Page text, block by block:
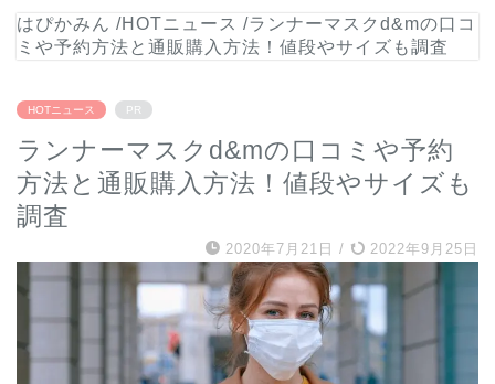
はぴかみん /HOTニュース /ランナーマスクd&mの口コ
ミや予約方法と通販購入方法！値段やサイズも調査
HOTニュース PR
ランナーマスクd&mの口コミや予約
方法と通販購入方法！値段やサイズも
調査
2020年7月21日 / 2022年9月25日